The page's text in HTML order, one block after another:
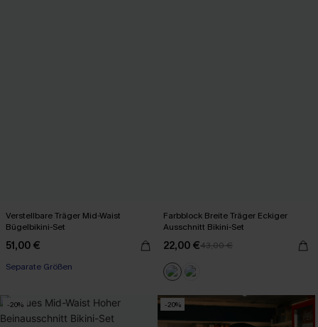
Verstellbare Träger Mid-Waist
Bügelbikini-Set
51,00 €
Separate Größen
Farbblock Breite Träger Eckiger
Ausschnitt Bikini-Set
22,00 €43,00 €
-20% -20%